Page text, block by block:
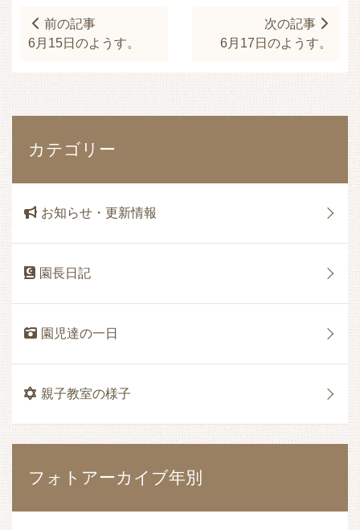
カテゴリー
お知らせ・更新情報
園長日記
園児達の一日
親子教室の様子
フォトアーカイブ年別
前の記事
6月15日のようす。
次の記事
6月17日のようす。